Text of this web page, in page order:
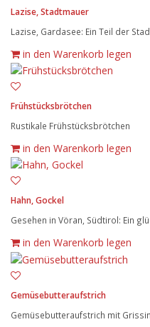
Lazise, Stadtmauer
Lazise, Gardasee: Ein Teil der
in den Warenkorb legen
Frühstücksbrötchen
Rustikale Frühstücksbrötchen
in den Warenkorb legen
Hahn, Gockel
Gesehen in Vöran, Südtirol: Ein
in den Warenkorb legen
Gemüsebutteraufstrich
Gemüsebutteraufstrich mit